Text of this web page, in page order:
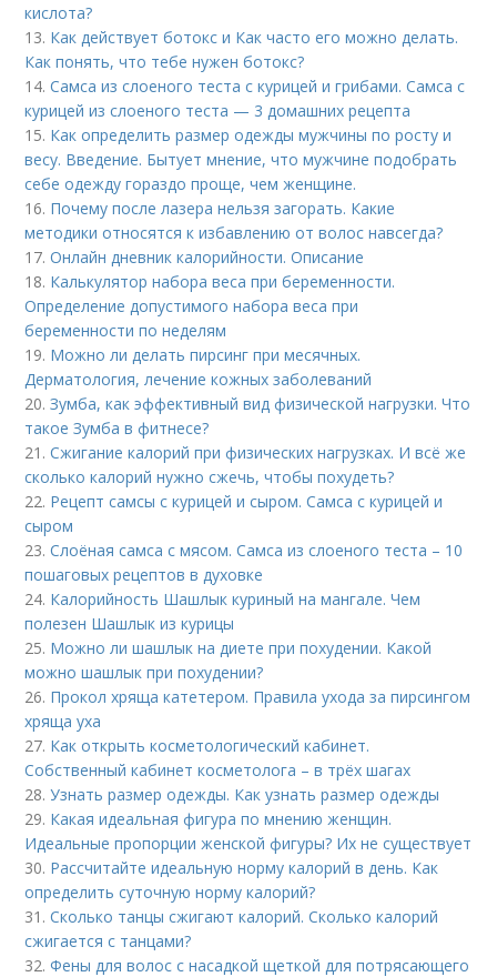
кислота?
13. Как действует ботокс и Как часто его можно делать.
Как понять, что тебе нужен ботокс?
14.Самса из слоеного теста с курицей и грибами. Самса с
курицей из слоеного теста — 3 домашних рецепта
15. Как определить размер одежды мужчины по росту и
весу. Введение. Бытует мнение, что мужчине подобрать
себе одежду гораздо проще, чем женщине.
16. Почему после лазера нельзя загорать. Какие
методики относятся к избавлению от волос навсегда?
17.Онлайн дневник калорийности. Описание
18. Калькулятор набора веса при беременности.
Определение допустимого набора веса при
беременности по неделям
19. Можно ли делать пирсинг при месячных.
Дерматология, лечение кожных заболеваний
20.Зумба, как эффективный вид физической нагрузки. Что
такое Зумба в фитнесе?
21.Сжигание калорий при физических нагрузках. И всё же
сколько калорий нужно сжечь, чтобы похудеть?
22. Рецепт самсы с курицей и сыром. Самса с курицей и
сыром
23.Слоёная самса с мясом. Самса из слоеного теста – 10
пошаговых рецептов в духовке
24. Калорийность Шашлык куриный на мангале. Чем
полезен Шашлык из курицы
25. Можно ли шашлык на диете при похудении. Какой
можно шашлык при похудении?
26. Прокол хряща катетером. Правила ухода за пирсингом
хряща уха
27. Как открыть косметологический кабинет.
Собственный кабинет косметолога – в трёх шагах
28.Узнать размер одежды. Как узнать размер одежды
29. Какая идеальная фигура по мнению женщин.
Идеальные пропорции женской фигуры? Их не существует
30. Рассчитайте идеальную норму калорий в день. Как
определить суточную норму калорий?
31.Сколько танцы сжигают калорий. Сколько калорий
сжигается с танцами?
32.Фены для волос с насадкой щеткой для потрясающего